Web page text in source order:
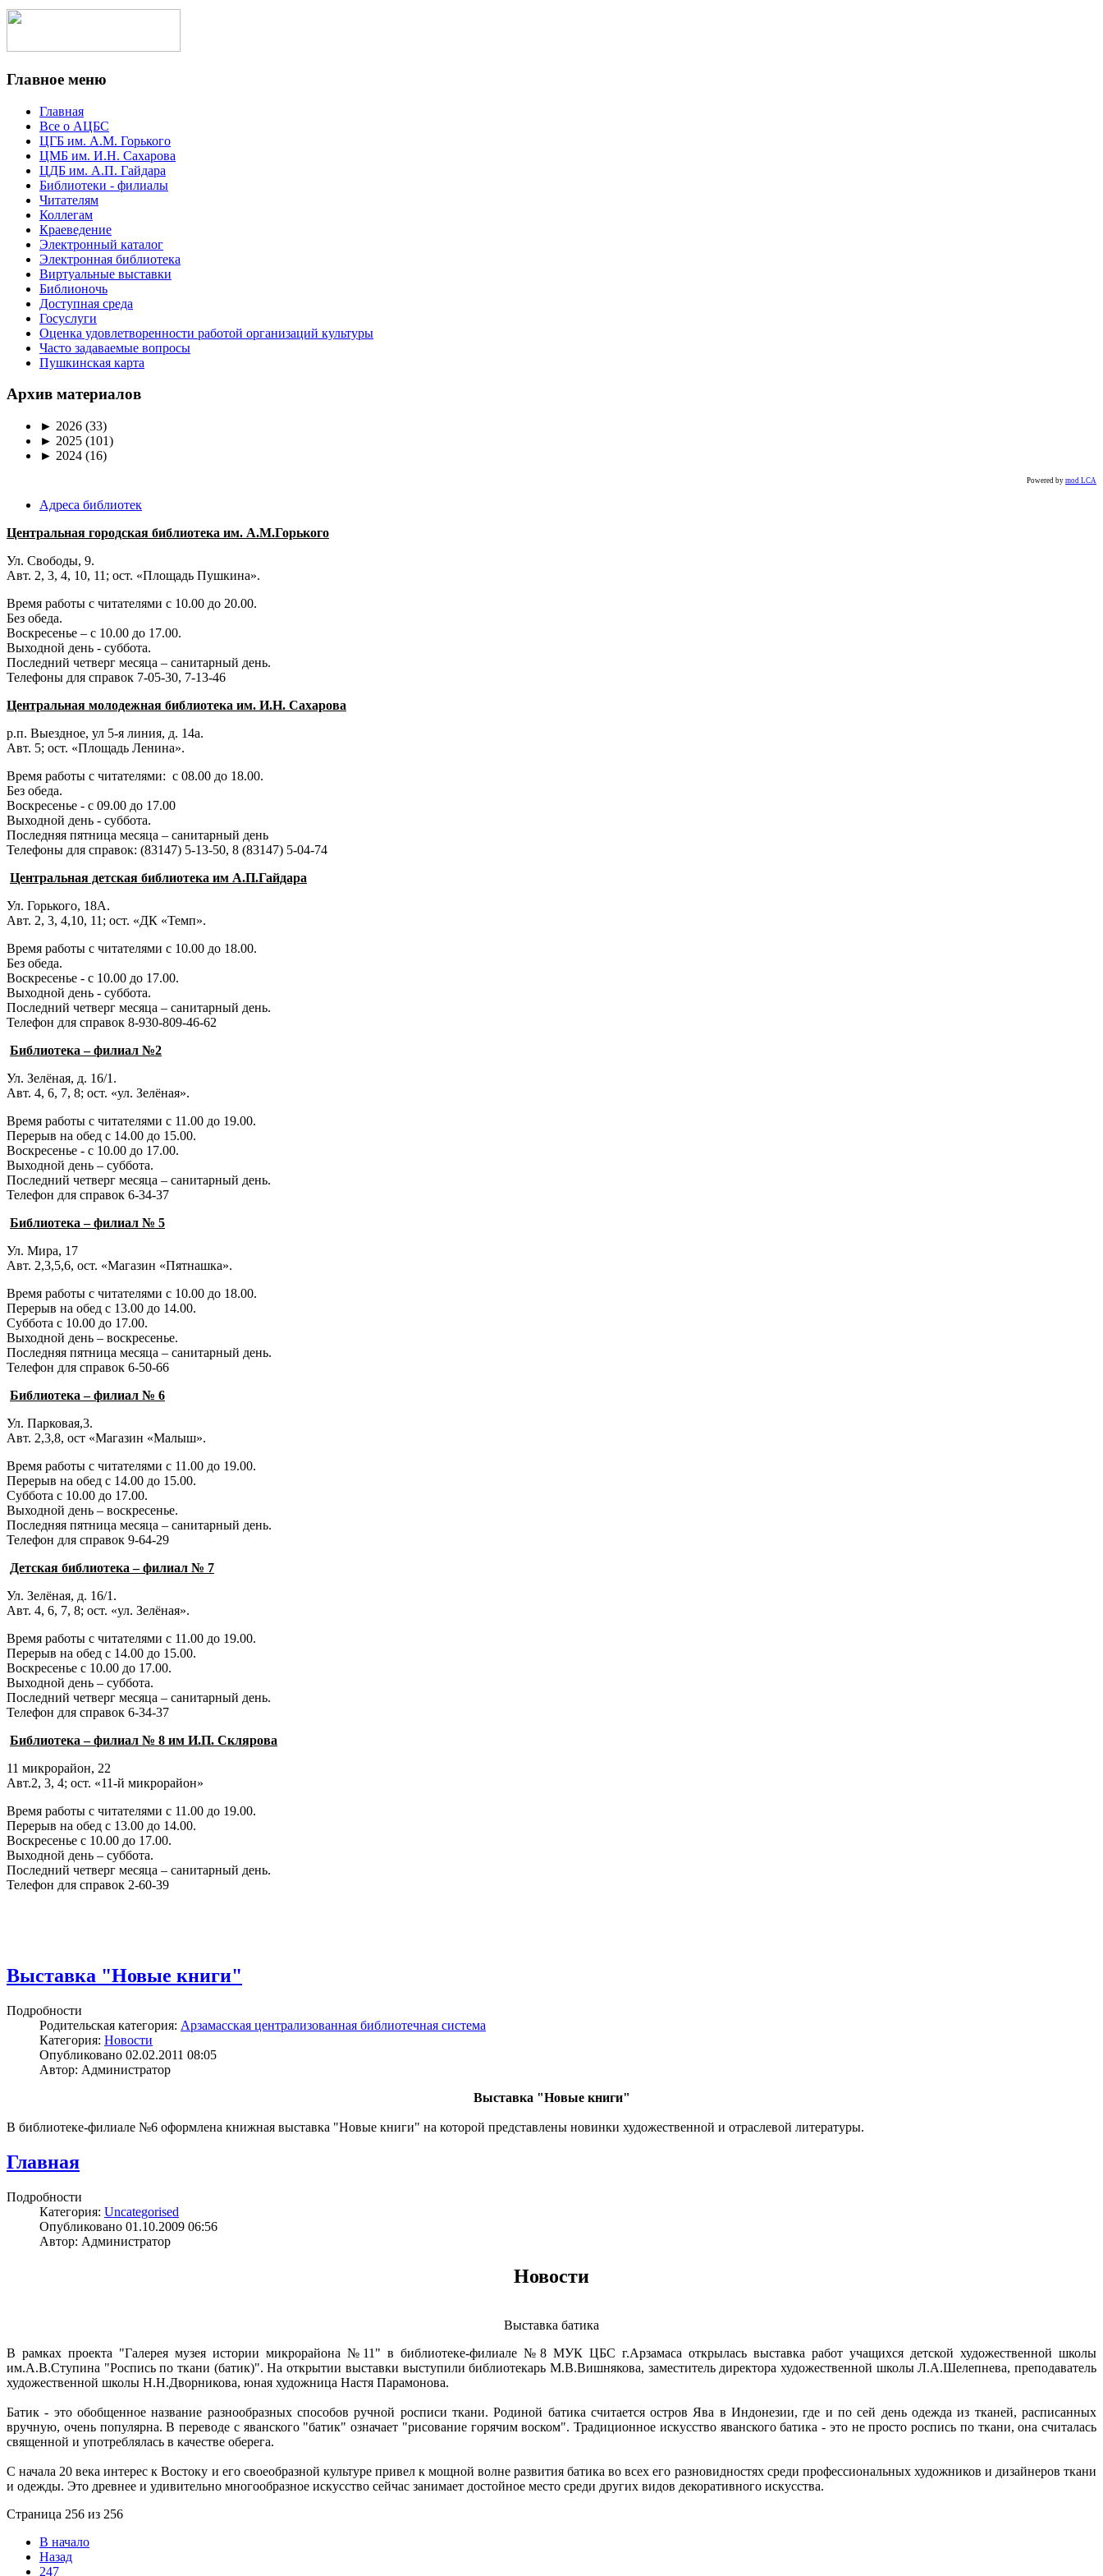
Главное меню
Главная
Все о АЦБС
ЦГБ им. А.М. Горького
ЦМБ им. И.Н. Сахарова
ЦДБ им. А.П. Гайдара
Библиотеки - филиалы
Читателям
Коллегам
Краеведение
Электронный каталог
Электронная библиотека
Виртуальные выставки
Библионочь
Доступная среда
Госуслуги
Оценка удовлетворенности работой организаций культуры
Часто задаваемые вопросы
Пушкинская карта
Архив материалов
► 2026 (33)
► 2025 (101)
► 2024 (16)
Powered by mod LCA
Адреса библиотек
Центральная городская библиотека им. А.М.Горького
Ул. Свободы, 9.
Авт. 2, 3, 4, 10, 11; ост. «Площадь Пушкина».
Время работы с читателями с 10.00 до 20.00.
Без обеда.
Воскресенье – с 10.00 до 17.00.
Выходной день - суббота.
Последний четверг месяца – санитарный день.
Телефоны для справок 7-05-30, 7-13-46
Центральная молодежная библиотека им. И.Н. Сахарова
р.п. Выездное, ул 5-я линия, д. 14а.
Авт. 5; ост. «Площадь Ленина».
Время работы с читателями: с 08.00 до 18.00.
Без обеда.
Воскресенье - с 09.00 до 17.00
Выходной день - суббота.
Последняя пятница месяца – санитарный день
Телефоны для справок: (83147) 5-13-50, 8 (83147) 5-04-74
Центральная детская библиотека им А.П.Гайдара
Ул. Горького, 18А.
Авт. 2, 3, 4,10, 11; ост. «ДК «Темп».
Время работы с читателями с 10.00 до 18.00.
Без обеда.
Воскресенье - с 10.00 до 17.00.
Выходной день - суббота.
Последний четверг месяца – санитарный день.
Телефон для справок 8-930-809-46-62
Библиотека – филиал №2
Ул. Зелёная, д. 16/1.
Авт. 4, 6, 7, 8; ост. «ул. Зелёная».
Время работы с читателями с 11.00 до 19.00.
Перерыв на обед с 14.00 до 15.00.
Воскресенье - с 10.00 до 17.00.
Выходной день – суббота.
Последний четверг месяца – санитарный день.
Телефон для справок 6-34-37
Библиотека – филиал № 5
Ул. Мира, 17
Авт. 2,3,5,6, ост. «Магазин «Пятнашка».
Время работы с читателями с 10.00 до 18.00.
Перерыв на обед с 13.00 до 14.00.
Суббота с 10.00 до 17.00.
Выходной день – воскресенье.
Последняя пятница месяца – санитарный день.
Телефон для справок 6-50-66
Библиотека – филиал № 6
Ул. Парковая,3.
Авт. 2,3,8, ост «Магазин «Малыш».
Время работы с читателями с 11.00 до 19.00.
Перерыв на обед с 14.00 до 15.00.
Суббота с 10.00 до 17.00.
Выходной день – воскресенье.
Последняя пятница месяца – санитарный день.
Телефон для справок 9-64-29
Детская библиотека – филиал № 7
Ул. Зелёная, д. 16/1.
Авт. 4, 6, 7, 8; ост. «ул. Зелёная».
Время работы с читателями с 11.00 до 19.00.
Перерыв на обед с 14.00 до 15.00.
Воскресенье с 10.00 до 17.00.
Выходной день – суббота.
Последний четверг месяца – санитарный день.
Телефон для справок 6-34-37
Библиотека – филиал № 8 им И.П. Склярова
11 микрорайон, 22
Авт.2, 3, 4; ост. «11-й микрорайон»
Время работы с читателями с 11.00 до 19.00.
Перерыв на обед с 13.00 до 14.00.
Воскресенье с 10.00 до 17.00.
Выходной день – суббота.
Последний четверг месяца – санитарный день.
Телефон для справок 2-60-39
Выставка "Новые книги"
Подробности
Родительская категория: Арзамасская централизованная библиотечная система
Категория: Новости
Опубликовано 02.02.2011 08:05
Автор: Администратор
Выставка "Новые книги"
В библиотеке-филиале №6 оформлена книжная выставка "Новые книги" на которой представлены новинки художественной и отраслевой литературы.
Главная
Подробности
Категория: Uncategorised
Опубликовано 01.10.2009 06:56
Автор: Администратор
Новости
Выставка батика
В рамках проекта "Галерея музея истории микрорайона №11" в библиотеке-филиале №8 МУК ЦБС г.Арзамаса открылась выставка работ учащихся детской художественной школы
им.А.В.Ступина "Роспись по ткани (батик)". На открытии выставки выступили библиотекарь М.В.Вишнякова, заместитель директора художественной школы Л.А.Шелепнева, преподаватель
художественной школы Н.Н.Дворникова, юная художница Настя Парамонова.
Батик - это обобщенное название разнообразных способов ручной росписи ткани. Родиной батика считается остров Ява в Индонезии, где и по сей день одежда из тканей, расписанных
вручную, очень популярна. В переводе с яванского "батик" означает "рисование горячим воском". Традиционное искусство яванского батика - это не просто роспись по ткани, она считалась
священной и употреблялась в качестве оберега.
С начала 20 века интерес к Востоку и его своеобразной культуре привел к мощной волне развития батика во всех его разновидностях среди профессиональных художников и дизайнеров ткани
и одежды. Это древнее и удивительно многообразное искусство сейчас занимает достойное место среди других видов декоративного искусства.
Страница 256 из 256
В начало
Назад
247